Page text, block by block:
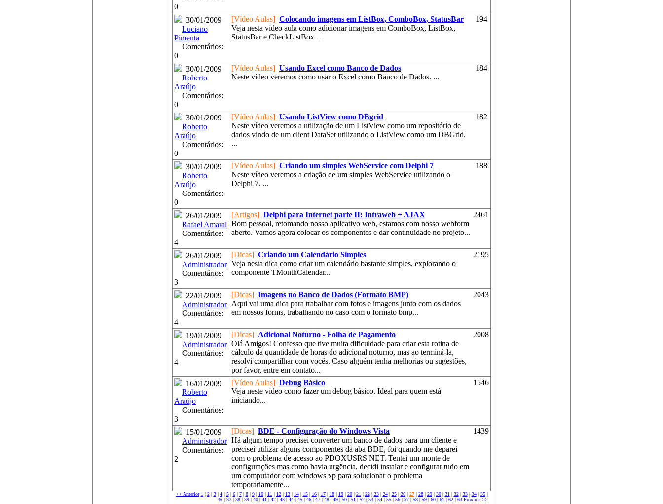
0
30/01/2009
Luciano
Pimenta
Comentários:
0
[Vídeo Aulas] Colocando imagens em ListBox, ComboBox, StatusBar
Veja nesta vídeo aula como adicionar imagens em ComboBox, ListBox,
StatusBar e CheckListBox. ...
194
30/01/2009
Roberto
Araújo
Comentários:
0
[Vídeo Aulas] Usando Excel como Banco de Dados
Neste vídeo veremos como usar o Excel como Banco de Dados. ...
184
30/01/2009
Roberto
Araújo
Comentários:
0
[Vídeo Aulas] Usando ListView como DBgrid
Neste vídeo veremos a utilização de um ListView como um repositório de
dados vindo de um client DataSet utilizando o ListView como um DBGrid.
...
182
30/01/2009
Roberto
Araújo
Comentários:
0
[Vídeo Aulas] Criando um simples WebService com Delphi 7
Neste vídeo veremos a criação de um simples WebService utilizando o
Delphi 7. ...
188
26/01/2009
Rafael Amaral
Comentários:
4
[Artigos] Delphi para Internet parte II: Intraweb + AJAX
Bom pessoal, retomando nosso aplicativo web, estamos com nosso webform
aberto. Vamos agora colocar os componentes e dar continuidade no projeto...
2461
26/01/2009
Administrador
Comentários:
3
[Dicas] Criando um Calendário Simples
Veja nesta dica como criar um calendário bastante simples, explorando o
componente TMonthCalendar...
2195
22/01/2009
Administrador
Comentários:
4
[Dicas] Imagens no Banco de Dados (Formato BMP)
Aqui vai uma dica para trabalhar com fotos e imagens junto com os dados
em nossos forms, trabalhando no caso com o formato bmp...
2043
19/01/2009
Administrador
Comentários:
4
[Dicas] Adicional Noturno - Folha de Pagamento
Olá Amigos! Confesso que tive muita dificuldade para criar esta rotina de
cálculo da quantidade de horas do adicional noturno, mas ao terminá-la,
resolvi compartilhar com vocês. Caso alguém tenha melhorias ou sugestões,
por favor, entre em contato...
2008
16/01/2009
Roberto
Araújo
Comentários:
3
[Vídeo Aulas] Debug Básico
Veja neste vídeo como fazer um debug básico. Ideal para quem está
iniciando...
1546
15/01/2009
Administrador
Comentários:
2
[Dicas] BDE - Configuração do Windows Vista
Há algum tempo precisei converter um banco de dados para um cliente e
precisei utilizar alguns componentes da aba BDE, foi quando me deparei
com o problema de acesso ao PDOXUSRS.NET. Tentei um monte de
configurações mas como havia urgência, decidi instalar e configurar tudo em
um computador com windows xp para solucionar o problema
temporariamente...
1439
<< Anterior 1 | 2| 3| 4| 5| 6| 7| 8| 9| 10| 11 | 12| 13| 14| 15| 16| 17| 18| 19| 20| 21 | 22| 23| 24| 25| 26| 27| 28| 29| 30| 31 | 32| 33| 34| 35|
36| 37| 38| 39| 40| 41 | 42| 43| 44| 45| 46| 47| 48| 49| 50| 51 | 52| 53| 54| 55| 56| 57| 58| 59| 60| 61 | 62| 63 Próxima >>